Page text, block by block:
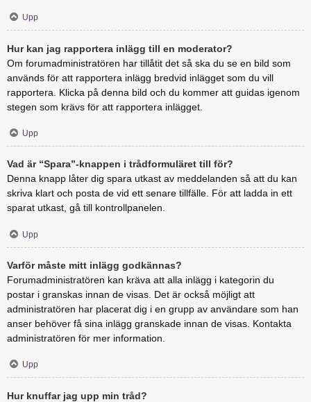
Upp
Hur kan jag rapportera inlägg till en moderator?
Om forumadministratören har tillåtit det så ska du se en bild som
används för att rapportera inlägg bredvid inlägget som du vill
rapportera. Klicka på denna bild och du kommer att guidas igenom
stegen som krävs för att rapportera inlägget.
Upp
Vad är “Spara”-knappen i trådformuläret till för?
Denna knapp låter dig spara utkast av meddelanden så att du kan
skriva klart och posta de vid ett senare tillfälle. För att ladda in ett
sparat utkast, gå till kontrollpanelen.
Upp
Varför måste mitt inlägg godkännas?
Forumadministratören kan kräva att alla inlägg i kategorin du
postar i granskas innan de visas. Det är också möjligt att
administratören har placerat dig i en grupp av användare som han
anser behöver få sina inlägg granskade innan de visas. Kontakta
administratören för mer information.
Upp
Hur knuffar jag upp min tråd?